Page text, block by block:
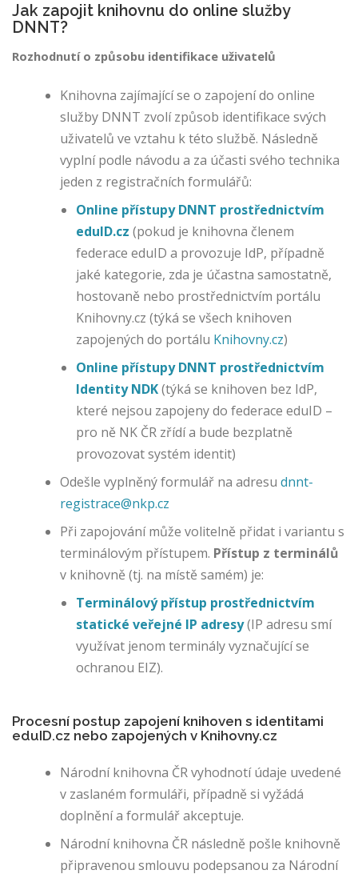
Jak zapojit knihovnu do online služby
DNNT?
Rozhodnutí o způsobu identifikace uživatelů
Knihovna zajímající se o zapojení do online
služby DNNT zvolí způsob identifikace svých
uživatelů ve vztahu k této službě. Následně
vyplní podle návodu a za účasti svého technika
jeden z registračních formulářů:
Online přístupy DNNT prostřednictvím
eduID.cz (pokud je knihovna členem
federace eduID a provozuje IdP, případně
jaké kategorie, zda je účastna samostatně,
hostovaně nebo prostřednictvím portálu
Knihovny.cz (týká se všech knihoven
zapojených do portálu Knihovny.cz)
Online přístupy DNNT prostřednictvím
Identity NDK(týká se knihoven bez IdP,
které nejsou zapojeny do federace eduID –
pro ně NK ČR zřídí a bude bezplatně
provozovat systém identit)
Odešle vyplněný formulář na adresu dnnt-
registrace@nkp.cz
Při zapojování může volitelně přidat i variantu s
terminálovým přístupem. Přístup z terminálů
v knihovně (tj. na místě samém) je:
Terminálový přístup prostřednictvím
statické veřejné IP adresy(IP adresu smí
využívat jenom terminály vyznačující se
ochranou EIZ).
Procesní postup zapojení knihoven s identitami
eduID.cz nebo zapojených v Knihovny.cz
Národní knihovna ČR vyhodnotí údaje uvedené
v zaslaném formuláři, případně si vyžádá
doplnění a formulář akceptuje.
Národní knihovna ČR následně pošle knihovně
připravenou smlouvu podepsanou za Národní
á
aj
v
yl
e
ši
t
n
š
e
w
e
b
o
v
é
rá
n
k
y
hr
a
ž
ď
v
á
ní
š
ní
in
fo
r